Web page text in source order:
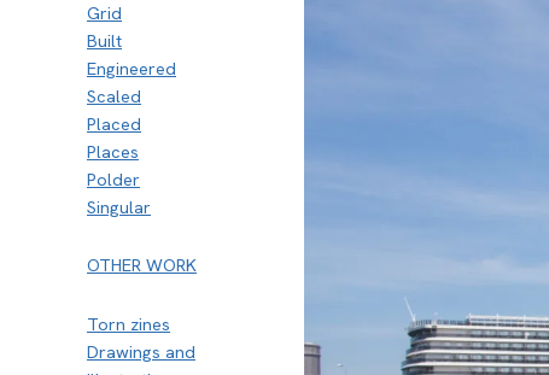
Grid
Built
Engineered
Scaled
Placed
Places
Polder
Singular
OTHER WORK
Torn zines
Drawings and